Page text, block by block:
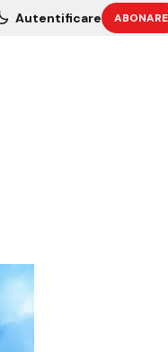
Autentificare ABONARE